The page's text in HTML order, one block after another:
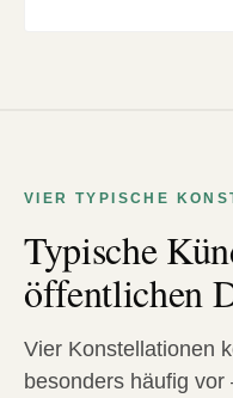
VIER TYPISCHE
Typische
öffentlichen
Vier Konstellationen
besonders häufig